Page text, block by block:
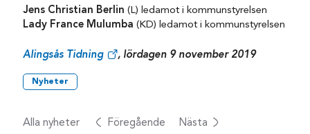
Jens Christian Berlin (L) ledamot i kommunstyrelsen
Lady France Mulumba (KD) ledamot i kommunstyrelsen
Alingsås Tidning , lördagen 9 november 2019
Nyheter
Alla nyheter Föregående Nästa